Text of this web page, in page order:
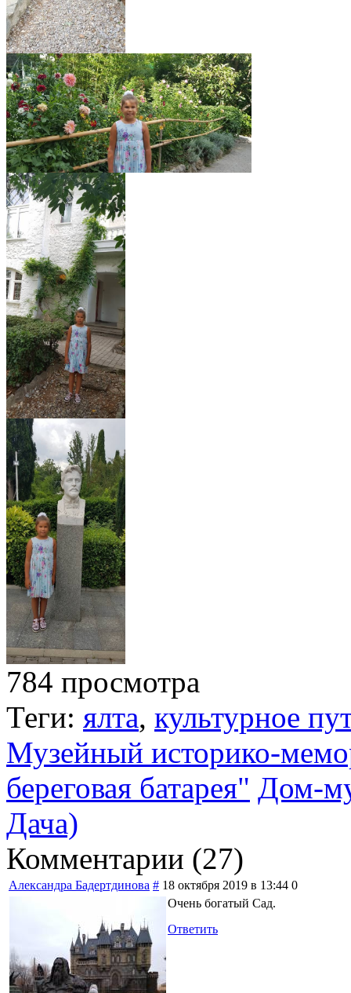
784 просмотра
Теги: ялта, культурное
Музейный историко-
береговая батарея" Дом-
Дача)
Комментарии (27)
Александра Бадертдинова # 18 октября 2019 в 13:44 0
Очень богатый Сад.
Ответить